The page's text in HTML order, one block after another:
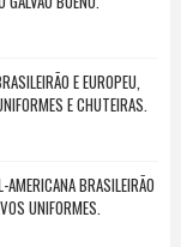
E EUROPEU,
E CHUTEIRAS.
BRASILEIRÃO
UNIFORMES.